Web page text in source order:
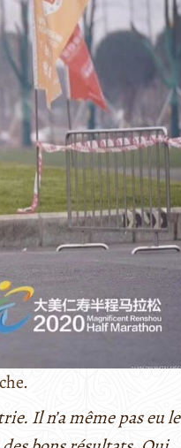
Il n’a même pas eu le